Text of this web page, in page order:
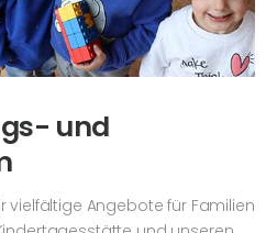
und
vielfältige Angebote für Familien